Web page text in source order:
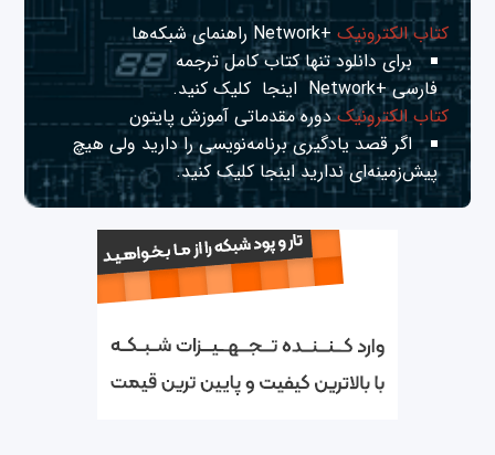
کتاب الکترونیک+Network راهنمای شبکه‌ها
برای دانلود تنها کتاب کامل ترجمه
فارسی +Network
اینجا کلیک کنید.
کتاب الکترونیکدوره مقدماتی آموزش پایتون
اگر قصد یادگیری برنامه‌نویسی را دارید ولی هیچ
پیش‌زمینه‌ای نداریداینجا کلیک کنید.